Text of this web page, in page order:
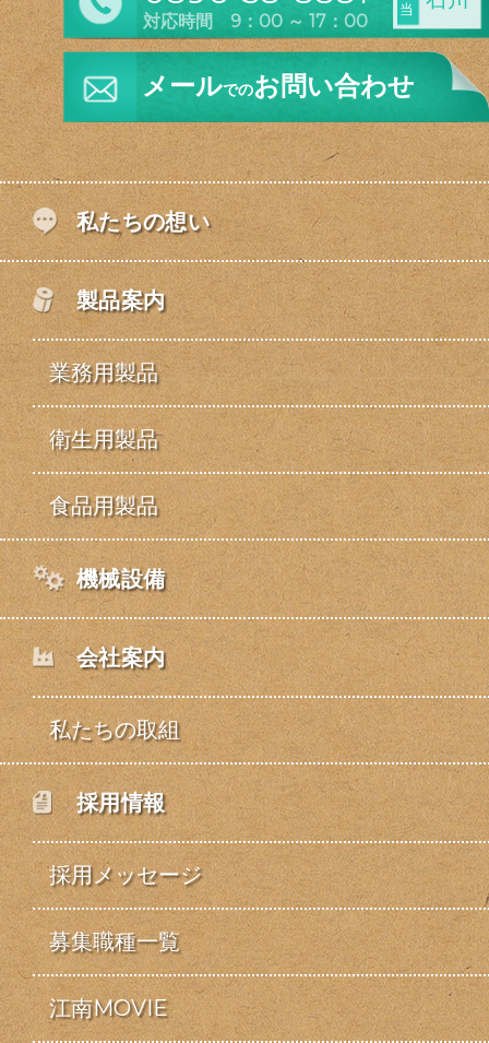
対応時間 9：00 ～ 17：00
当
メールでのお問い合わせ
私たちの想い
製品案内
業務用製品
衛生用製品
食品用製品
機械設備
会社案内
私たちの取組
採用情報
採用メッセージ
募集職種一覧
江南MOVIE